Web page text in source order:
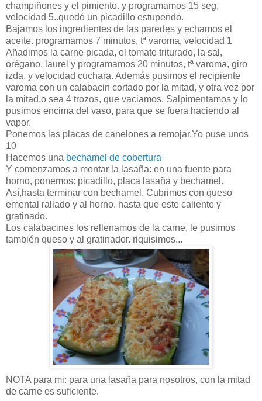
champiñones y el pimiento. y programamos 15 seg,
velocidad 5..quedó un picadillo estupendo.
Bajamos los ingredientes de las paredes y echamos el
aceite. programamos 7 minutos, tª varoma, velocidad 1
Añadimos la carne picada, el tomate triturado, la sal,
orégano, laurel y programamos 20 minutos, tª varoma, giro
izda. y velocidad cuchara. Además pusimos el recipiente
varoma con un calabacin cortado por la mitad, y otra vez por
la mitad,o sea 4 trozos, que vaciamos. Salpimentamos y lo
pusimos encima del vaso, para que se fuera haciendo al
vapor.
Ponemos las placas de canelones a remojar.Yo puse unos
10
Hacemos una bechamel de cobertura
Y comenzamos a montar la lasaña: en una fuente para
horno, ponemos: picadillo, placa lasaña y bechamel .
Así,hasta terminar con bechamel . Cubrimos con queso
emental rallado y al horno. hasta que este caliente y
gratinado.
Los calabacines los rellenamos de la carne, le pusimos
también queso y al gratinador. riquisimos...
NOTA para mi: para una lasaña para nosotros, con la mitad
de carne es suficiente.